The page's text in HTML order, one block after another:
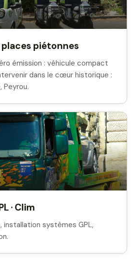
piétonnes
émission : véhicule compact
dans le cœur historique :
Peyrou.
· Clim
installation systèmes GPL,